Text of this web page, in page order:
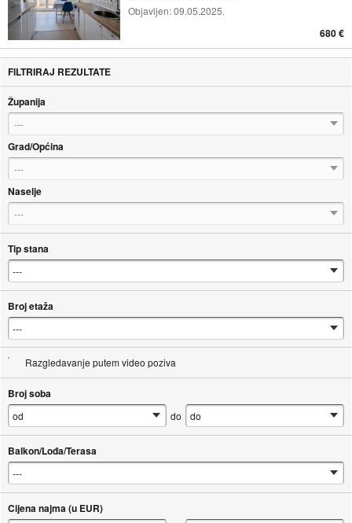
Objavljen:09.05.2025.
680 €
FILTRIRAJ REZULTATE
Županija
---
Grad/Općina
---
Naselje
---
Tip stana
Broj etaža
Razgledavanje putem video poziva
Broj soba
do
Balkon/Lođa/Terasa
Cijena najma (u EUR)